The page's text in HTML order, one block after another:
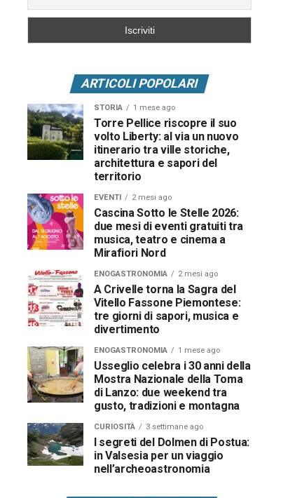
ARTICOLI POPOLARI
STORIA 1 mese ago
Torre Pellice riscopre il suo
volto Liberty: al via un nuovo
itinerario tra ville storiche,
architettura e sapori del
territorio
EVENTI 2 mesi ago
Cascina Sotto le Stelle 2026:
due mesi di eventi gratuiti tra
musica, teatro e cinema a
Mirafiori Nord
ENOGASTRONOMIA 2 mesi ago
A Crivelle torna la Sagra del
Vitello Fassone Piemontese:
tre giorni di sapori, musica e
divertimento
ENOGASTRONOMIA 1 mese ago
Usseglio celebra i 30 anni della
Mostra Nazionale della Toma
di Lanzo: due weekend tra
gusto, tradizioni e montagna
CURIOSITÀ 3 settimane ago
I segreti del Dolmen di Postua:
in Valsesia per un viaggio
nell’archeoastronomia